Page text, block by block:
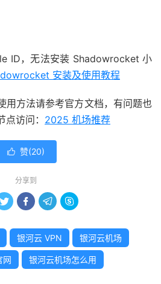
ID，无法安装 Shadowrocket 小
安装及使用教程
用方法请参考官方文档，有问题也
访问： 2025 机场推荐
 赞(20)
分享到
   
银河云 VPN 银河云机场
网 银河云机场怎么用